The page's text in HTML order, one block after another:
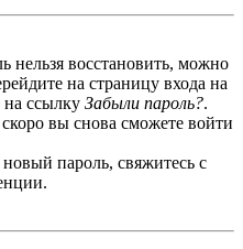
нельзя восстановить, можно
на страницу входа на
ссылку Забыли пароль?.
вы снова сможете войти
пароль, свяжитесь с